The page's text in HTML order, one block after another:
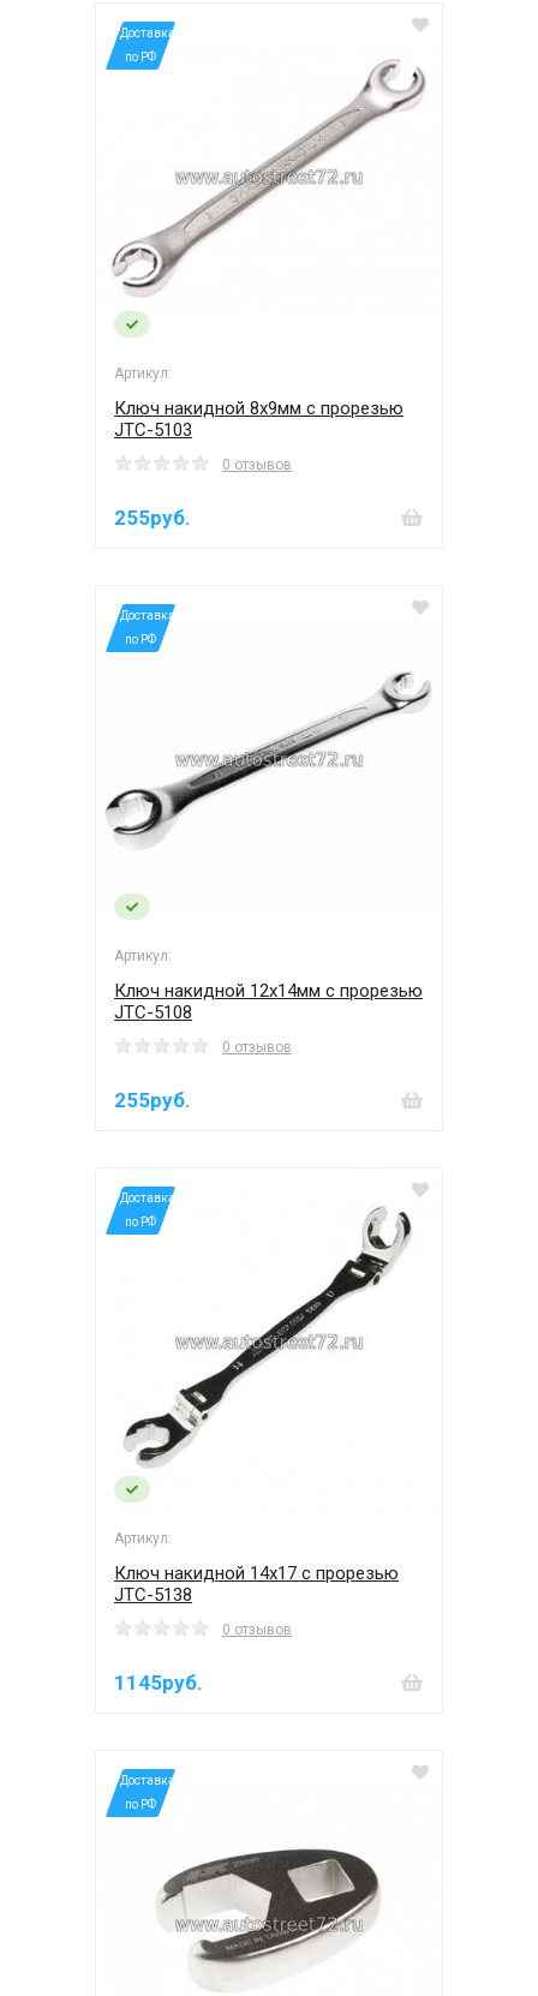
*Доставка
по РФ
Артикул:
Ключ накидной 8х9мм с прорезью
JTC-5103
0 отзывов
255руб.
*Доставка
по РФ
Артикул:
Ключ накидной 12х14мм с прорезью
JTC-5108
0 отзывов
255руб.
*Доставка
по РФ
Артикул:
Ключ накидной 14х17 с прорезью
JTC-5138
0 отзывов
1145руб.
*Доставка
по РФ